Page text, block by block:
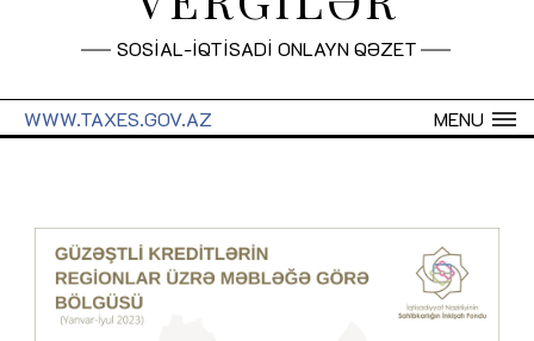
SOSİAL-İQTİSADİ ONLAYN QƏZET
MENU
WWW.TAXES.GOV.AZ